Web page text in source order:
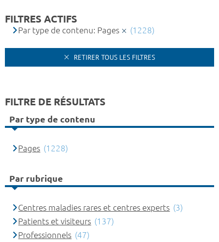
FILTRES ACTIFS
Par type de contenu: Pages (1228)
RETIRER TOUS LES FILTRES
FILTRE DE RÉSULTATS
Par type de contenu
Pages (1228)
Par rubrique
Centres maladies rares et centres experts (3)
Patients et visiteurs (137)
Professionnels (47)